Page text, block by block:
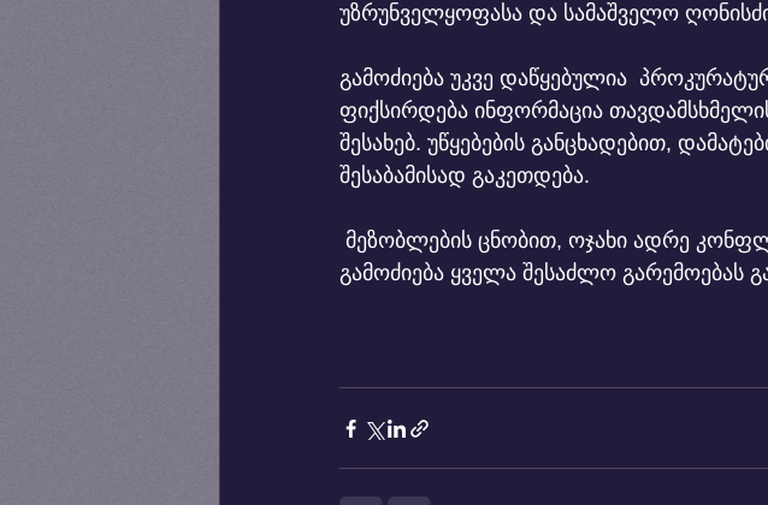
უზრუნველყოფასა და სამაშველო
გამოძიება უკვე დაწყებულია
ფიქსირდება ინფორმაცია
შესახებ. უწყებების განცხადებით,
შესაბამისად გაკეთდება.
გამოძიება ყველა შესაძლო გარემოებას